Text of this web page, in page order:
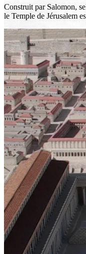
Construit par Salomon,
le Temple de Jérusalem